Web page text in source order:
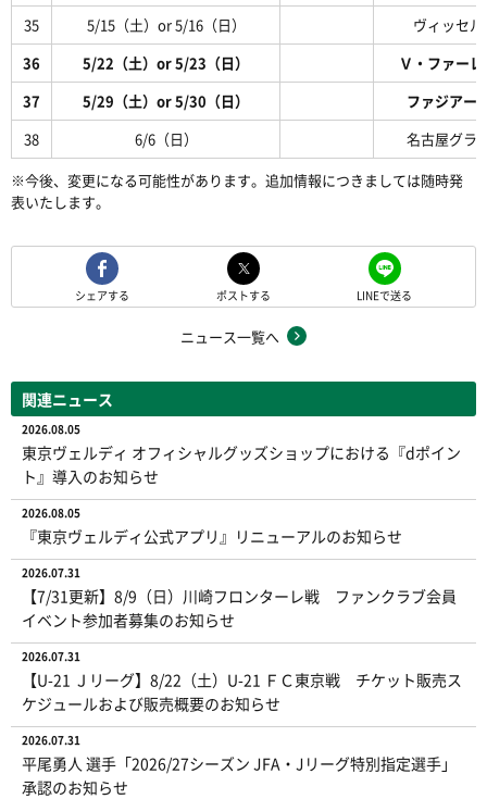
35 5/15（土）or 5/16（日）
ヴィッセ
36
5/22（土）or 5/23（日）
Ｖ・ファー
37
5/29（土）or 5/30（日）
ファジアー
38
6/6（日）
名古屋グラ
※今後、変更になる可能性があります。追加情報につきましては随時発
表いたします。
シェアする ポストする LINEで送る
ニュース一覧へ
関連ニュース
2026.08.05
東京ヴェルディ オフィシャルグッズショップにおける『dポイン
ト』導入のお知らせ
2026.08.05
『東京ヴェルディ公式アプリ』リニューアルのお知らせ
2026.07.31
【7/31更新】8/9（日）川崎フロンターレ戦 ファンクラブ会員
イベント参加者募集のお知らせ
2026.07.31
【U-21 Ｊリーグ】8/22（土）U-21 ＦＣ東京戦 チケット販売ス
ケジュールおよび販売概要のお知らせ
2026.07.31
平尾勇人 選手「2026/27シーズン JFA・Jリーグ特別指定選手」
承認のお知らせ